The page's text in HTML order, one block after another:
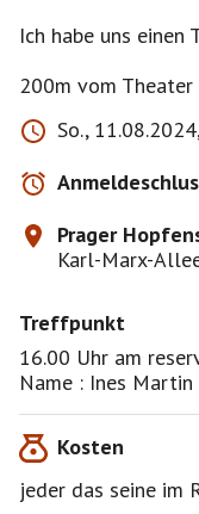
Ich habe uns einen
200m vom
So.,
Prager
Karl-Marx-
Treffpunkt
16.00 Uhr am
Name : Ines Martin
Kosten
jeder das seine im